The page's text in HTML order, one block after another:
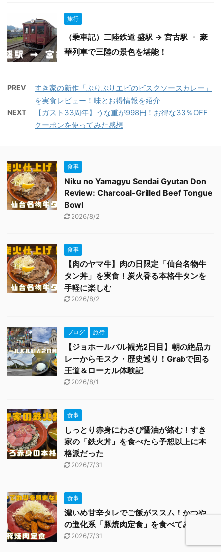
旅行
（乗車記）三陸鉄道 盛駅 → 宮古駅 ・ 豪
華列車で三陸の景色を堪能！
PREV
すき家の新作「ぷりぷりエビのビスクソースカレー」
を実食レビュー！味とお得情報を紹介
NEXT
【ガスト33周年】うな重が998円！お得な33％OFF
クーポンを使ってみた感想
食事
Niku no Yamagyu Sendai Gyutan Don
Review: Charcoal-Grilled Beef Tongue
Bowl
2026/8/2
食事
【肉のヤマ牛】肉の日限定「仙台名物牛
タン丼」を実食！炭火香る本格牛タンを
手軽に楽しむ
2026/8/2
ブログ 旅行
【ジョホールバル観光2日目】朝の絶品カ
レーからモスク・歴史巡り！Grabで回る
王道＆ローカル体験記
2026/8/1
食事
しっとり赤身にわさび醤油が絡む！すき
家の「鉄火丼」を食べたら予想以上に本
格派だった
2026/7/31
食事
濃いめ甘辛タレでご飯がススム！かつや
の進化系「豚焼肉定食」を食べてみた
2026/7/31